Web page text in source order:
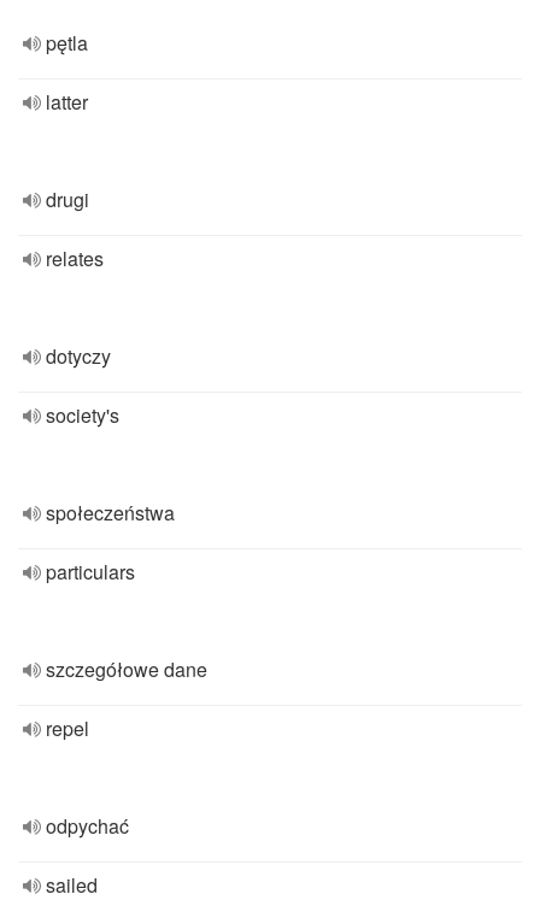
pętla
latter
drugi
relates
dotyczy
society's
społeczeństwa
particulars
szczegółowe dane
repel
odpychać
sailed